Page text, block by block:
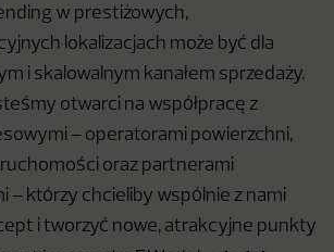
w prestiżowych,
lokalizacjach może być dla
i skalowalnym kanałem sprzedaży.
otwarci na współpracę z
– operatorami powierzchni,
oraz partnerami
– którzy chcieliby wspólnie z nami
i tworzyć nowe, atrakcyjne punkty